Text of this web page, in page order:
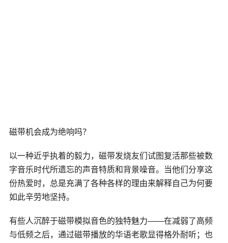
磁带机会成为绝响吗？
以一种近乎执着的毅力，磁带发烧友们试图复活那些被数
字音乐时代所遗忘的声音特质和背景噪音。当他们分享这
份热爱时，总是充满了各种各样的理由来解释自己为何要
如此辛劳地坚持。
有些人沉醉于磁带模拟音色的独特魅力——在减弱了高频
与低频之后，通过磁带播放的华语老歌显得格外耐听；也